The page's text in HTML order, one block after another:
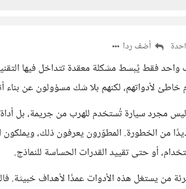
أضف ردا
فقط يُبسط مشكلة معقدة تتداخل فيها
لأدواتهم، لكنهم بلا شك مسؤولون عن بناء
ليس مجرد سيارة تُستخدم للهرب من جريمة، بل
من الخطورة. المطوّرون يعرفون ذلك،
أو حتى تقييد القدرات الحساسة للنماذج.
من يستغل هذه الأدوات عمدًا لأهداف خبيثة.